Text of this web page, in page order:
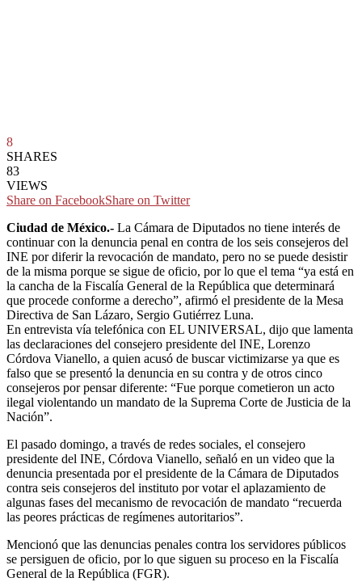
8
SHARES
83
VIEWS
Share on FacebookShare on Twitter
Ciudad de México.- La Cámara de Diputados no tiene interés de
continuar con la denuncia penal en contra de los seis consejeros del
INE por diferir la revocación de mandato, pero no se puede desistir
de la misma porque se sigue de oficio, por lo que el tema “ya está en
la cancha de la Fiscalía General de la República que determinará
que procede conforme a derecho”, afirmó el presidente de la Mesa
Directiva de San Lázaro, Sergio Gutiérrez Luna.
En entrevista vía telefónica con EL UNIVERSAL, dijo que lamenta
las declaraciones del consejero presidente del INE, Lorenzo
Córdova Vianello, a quien acusó de buscar victimizarse ya que es
falso que se presentó la denuncia en su contra y de otros cinco
consejeros por pensar diferente: “Fue porque cometieron un acto
ilegal violentando un mandato de la Suprema Corte de Justicia de la
Nación”.
El pasado domingo, a través de redes sociales, el consejero
presidente del INE, Córdova Vianello, señaló en un video que la
denuncia presentada por el presidente de la Cámara de Diputados
contra seis consejeros del instituto por votar el aplazamiento de
algunas fases del mecanismo de revocación de mandato “recuerda
las peores prácticas de regímenes autoritarios”.
Mencionó que las denuncias penales contra los servidores públicos
se persiguen de oficio, por lo que siguen su proceso en la Fiscalía
General de la República (FGR).